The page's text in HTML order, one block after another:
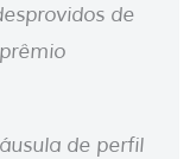
de
de perfil